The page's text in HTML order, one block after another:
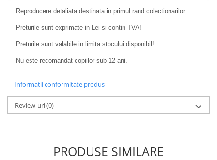
VITRINE, FIGURINE, ACCESORII
CARNAVAL
LUMANARI PETRECERI ANIVERSARI
POSTERE PENTRU PERETE SI
ACCESORII
Costume Petrecere
BODY - BUST
COSTUME BAIETI SI PELERINE
COSTUME SI ACCESORII
Reproducere detaliata destinata in primul rand colectionarilor.
Preturile sunt exprimate in Lei si contin TVA!
Preturile sunt valabile in limita stocului disponibil!
Nu este recomandat copiilor sub 12 ani.
Informatii conformitate produs
Review-uri(0)
PRODUSE SIMILARE